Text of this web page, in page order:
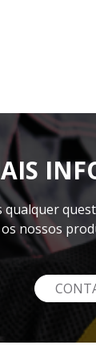
qualquer
nossos